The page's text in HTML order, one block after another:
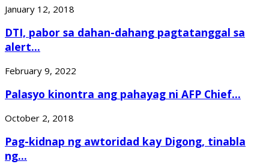
January 12, 2018
DTI, pabor sa dahan-dahang pagtatanggal sa
alert...
February 9, 2022
Palasyo kinontra ang pahayag ni AFP Chief...
October 2, 2018
Pag-kidnap ng awtoridad kay Digong, tinabla
ng...